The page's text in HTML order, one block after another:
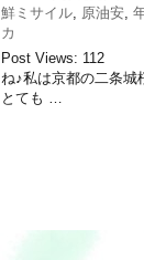
鮮ミサイル, 原油安,
カ
Post Views: 112
ね♪私は京都の二条城
とても …